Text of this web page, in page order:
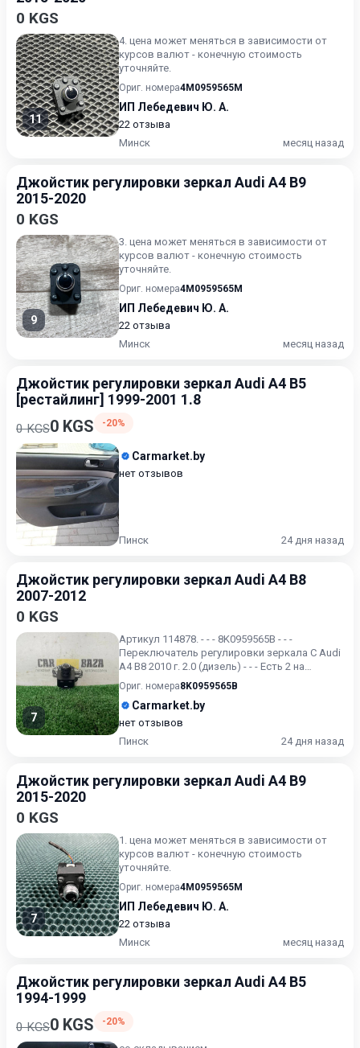
0 KGS
11
4. цена может меняться в зависимости от
курсов валют - конечную стоимость
уточняйте.
Ориг. номера4M0959565M
ИП Лебедевич Ю. А.
22 отзыва
Минск
месяц назад
Джойстик регулировки зеркал Audi A4 B9
2015-2020
0 KGS
9
3. цена может меняться в зависимости от
курсов валют - конечную стоимость
уточняйте.
Ориг. номера4M0959565M
ИП Лебедевич Ю. А.
22 отзыва
Минск
месяц назад
Джойстик регулировки зеркал Audi A4 B5
[рестайлинг] 1999-2001 1.8
0 KGS0 KGS -20%
Carmarket.by
нет отзывов
Пинск 24 дня назад
Джойстик регулировки зеркал Audi A4 B8
2007-2012
0 KGS
7
Артикул 114878. - - - 8K0959565B - - -
Переключатель регулировки зеркала С Audi
A4 B8 2010 г. 2.0 (дизель) - - - Есть 2 на
выбор..
Ориг. номера8K0959565B
Carmarket.by
нет отзывов
Пинск
24 дня назад
Джойстик регулировки зеркал Audi A4 B9
2015-2020
0 KGS
7
1. цена может меняться в зависимости от
курсов валют - конечную стоимость
уточняйте.
Ориг. номера4M0959565M
ИП Лебедевич Ю. А.
22 отзыва
Минск
месяц назад
Джойстик регулировки зеркал Audi A4 B5
1994-1999
0 KGS0 KGS -20%